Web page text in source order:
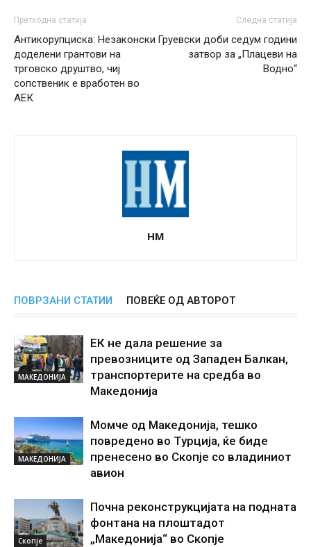
Претходна статија
Антикорупциска: Незаконски
доделени грантови на
трговско друштво, чиј
сопственик е вработен во
АЕК
Следна статија
Груевски доби седум години
затвор за „Плацеви на
Водно“
НМ
ПОВРЗАНИ СТАТИИ ПОВЕЌЕ ОД АВТОРОТ
МАКЕДОНИЈА
ЕК не дала решение за
превозниците од Западен Балкан,
транспортерите на средба во
Македонија
МАКЕДОНИЈА
Момче од Македонија, тешко
повредено во Турција, ќе биде
пренесено во Скопје со владиниот
авион
Скопје
Почна реконструкцијата на подната
фонтана на плоштадот
„Македонија“ во Скопје